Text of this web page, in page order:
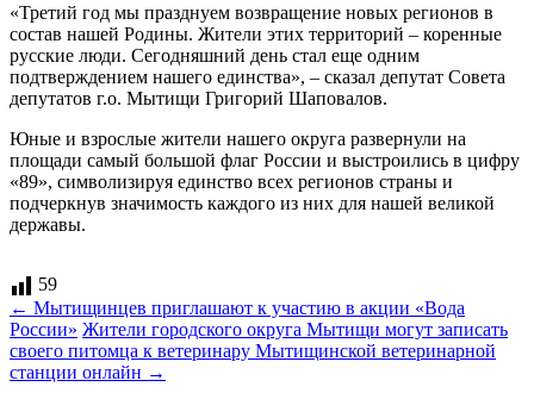
«Третий год мы празднуем возвращение новых регионов в
состав нашей Родины. Жители этих территорий – коренные
русские люди. Сегодняшний день стал еще одним
подтверждением нашего единства», – сказал депутат Совета
депутатов г.о. Мытищи Григорий Шаповалов.
Юные и взрослые жители нашего округа развернули на
площади самый большой флаг России и выстроились в цифру
«89», символизируя единство всех регионов страны и
подчеркнув значимость каждого из них для нашей великой
державы.
59
Навигация
по
записям
← Мытищинцев приглашают к участию в акции «Вода
России» Жители городского округа Мытищи могут записать
своего питомца к ветеринару Мытищинской ветеринарной
станции онлайн →